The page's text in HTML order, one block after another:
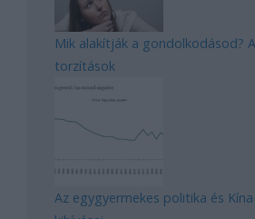
Mik alakítják a gondolkodásod?
torzítások
Az egygyermekes politika és